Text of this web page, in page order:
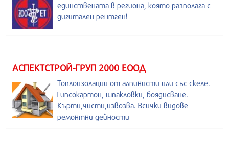
единствената в региона, която разполага с
дигитален рентген!
АСПЕКТСТРОЙ-ГРУП 2000 ЕООД
Топлоизолации от алпинисти или със скеле.
Гипсокартон, шпакловки, боядисване.
Кърти,чисти,извозва. Всички видове
ремонтни дейности